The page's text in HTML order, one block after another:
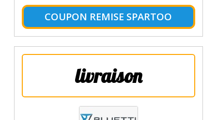
COUPON REMISE SPARTOO
livraison